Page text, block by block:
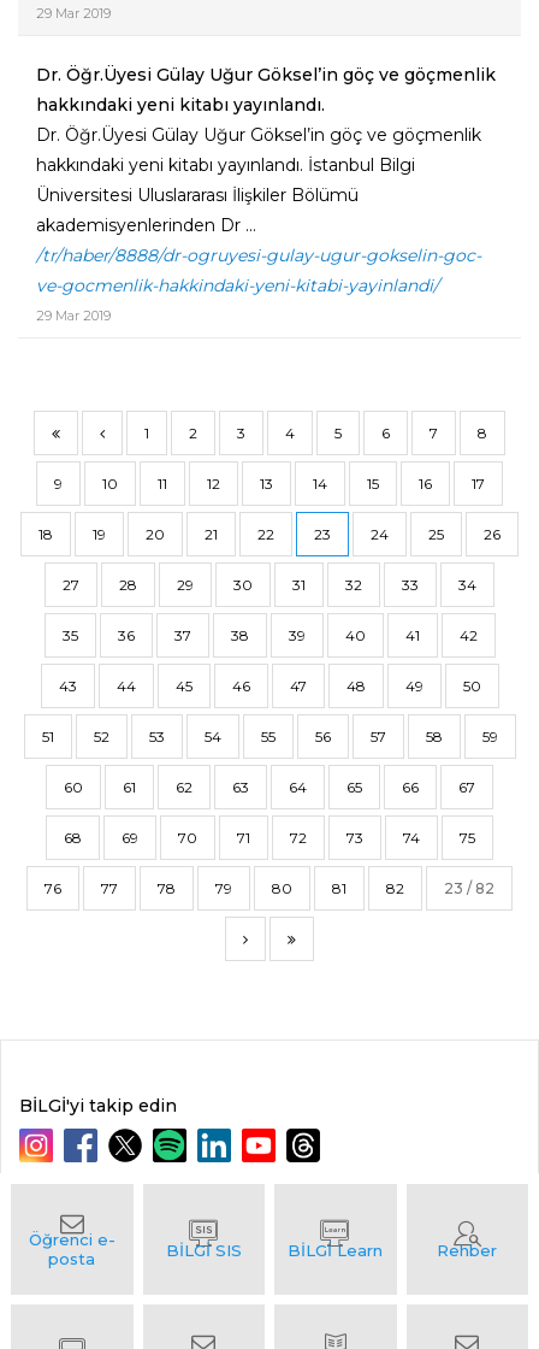
29 Mar 2019
Dr. Öğr.Üyesi Gülay Uğur Göksel’in göç ve göçmenlik
hakkındaki yeni kitabı yayınlandı.
Dr. Öğr.Üyesi Gülay Uğur Göksel’in göç ve göçmenlik
hakkındaki yeni kitabı yayınlandı. İstanbul Bilgi
Üniversitesi Uluslararası İlişkiler Bölümü
akademisyenlerinden Dr ...
/tr/haber/8888/dr-ogruyesi-gulay-ugur-gokselin-goc-
ve-gocmenlik-hakkindaki-yeni-kitabi-yayinlandi/
29 Mar 2019
1 2 3 4 5 6 7 8
9 10 11 12 13 14 15 16 17
18 19 20 21 22 23 24 25 26
27 28 29 30 31 32 33 34
35 36 37 38 39 40 41 42
43 44 45 46 47 48 49 50
51 52 53 54 55 56 57 58 59
60 61 62 63 64 65 66 67
68 69 70 71 72 73 74 75
76 77 78 79 80 81 82 23 / 82
BİLGİ'yi takip edin